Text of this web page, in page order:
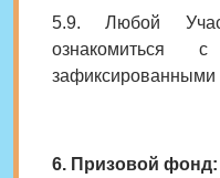
5.9. Любой
ознакомиться
зафиксированными
6. Призовой фонд: